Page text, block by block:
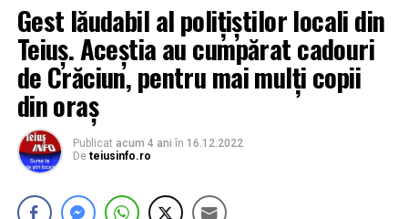
Gest lăudabil al polițiștilor locali din
Teiuș. Aceștia au cumpărat cadouri
de Crăciun, pentru mai mulți copii
din oraș
Publicat acum 4 ani în 16.12.2022
De teiusinfo.ro